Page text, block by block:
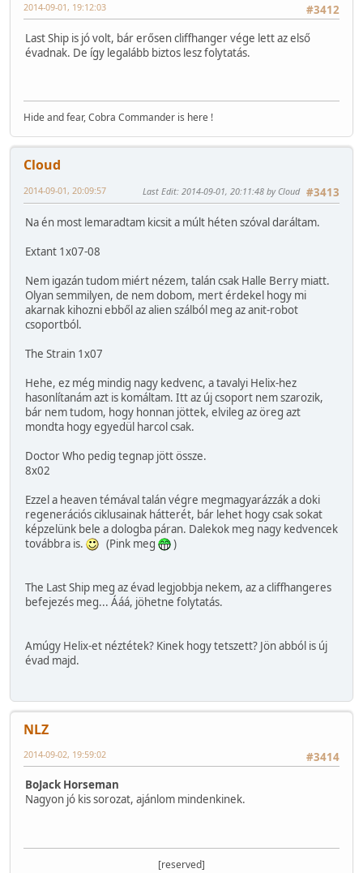
#3412
2014-09-01, 19:12:03
Last Ship is jó volt, bár erősen cliffhanger vége lett az első
évadnak. De így legalább biztos lesz folytatás.
Hide and fear, Cobra Commander is here !
Cloud
#3413
2014-09-01, 20:09:57 Last Edit: 2014-09-01, 20:11:48 by Cloud
Na én most lemaradtam kicsit a múlt héten szóval daráltam.
Extant 1x07-08
Nem igazán tudom miért nézem, talán csak Halle Berry miatt.
Olyan semmilyen, de nem dobom, mert érdekel hogy mi
akarnak kihozni ebből az alien szálból meg az anit-robot
csoportból.
The Strain 1x07
Hehe, ez még mindig nagy kedvenc, a tavalyi Helix-hez
hasonlítanám azt is komáltam. Itt az új csoport nem szarozik,
bár nem tudom, hogy honnan jöttek, elvileg az öreg azt
mondta hogy egyedül harcol csak.
Doctor Who pedig tegnap jött össze.
8x02
Ezzel a heaven témával talán végre megmagyarázzák a doki
regenerációs ciklusainak hátterét, bár lehet hogy csak sokat
képzelünk bele a dologba páran. Dalekok meg nagy kedvencek
továbbra is.
(Pink meg )
The Last Ship meg az évad legjobbja nekem, az a cliffhangeres
befejezés meg... Ááá, jöhetne folytatás.
Amúgy Helix-et néztétek? Kinek hogy tetszett? Jön abból is új
évad majd.
NLZ
#3414
2014-09-02, 19:59:02
BoJack Horseman
Nagyon jó kis sorozat, ajánlom mindenkinek.
[reserved]